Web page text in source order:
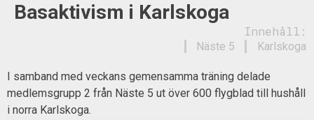
Basaktivism i Karlskoga
Innehåll:
Karlskoga
Näste 5
I samband med veckans gemensamma träning delade
medlemsgrupp 2 från Näste 5 ut över 600 flygblad till hushåll
i norra Karlskoga.